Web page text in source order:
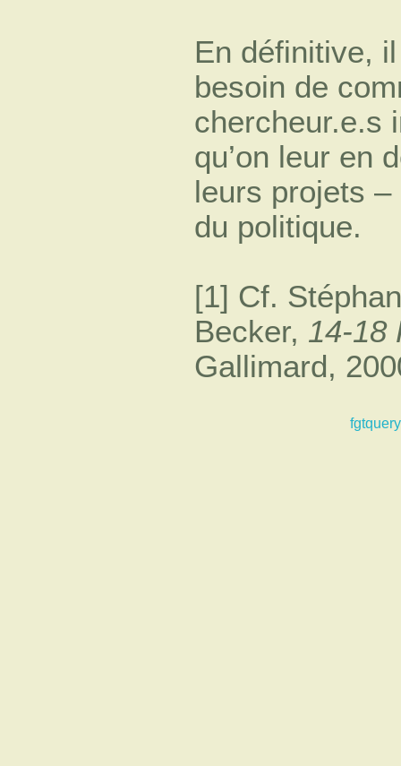
En définitive,
besoin de
chercheur.e.s
qu’on leur en
leurs projets –
du politique.
[1] Cf.
Becker, 14-18
Gallimard,